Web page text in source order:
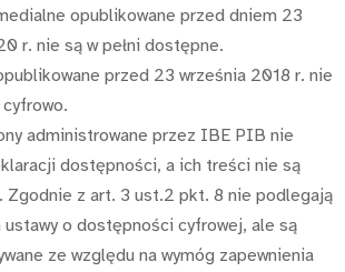
opublikowane przed dniem 23
r. nie są w pełni dostępne.
przed 23 września 2018 r. nie
administrowane przez IBE PIB nie
dostępności, a ich treści nie są
Zgodnie z art. 3 ust.2 pkt. 8 nie podlegają
ustawy o dostępności cyfrowej, ale są
ze względu na wymóg zapewnienia